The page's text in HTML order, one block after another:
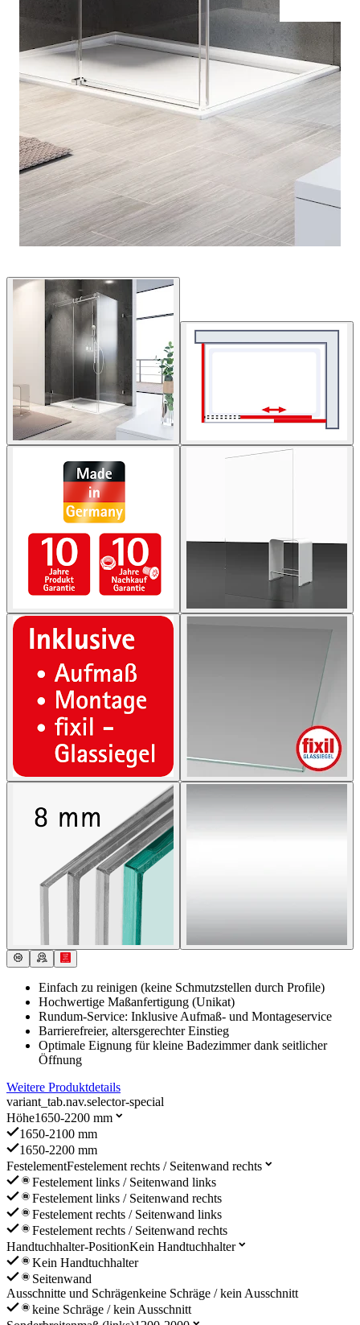
Einfach zu reinigen (keine Schmutzstellen durch Profile)
Hochwertige Maßanfertigung (Unikat)
Rundum-Service: Inklusive Aufmaß- und Montageservice
Barrierefreier, altersgerechter Einstieg
Optimale Eignung für kleine Badezimmer dank seitlicher
Öffnung
Weitere Produktdetails
variant_tab.nav.selector-special
Höhe1650-2200 mm
1650-2100 mm
1650-2200 mm
FestelementFestelement rechts / Seitenwand rechts
Festelement links / Seitenwand links
Festelement links / Seitenwand rechts
Festelement rechts / Seitenwand links
Festelement rechts / Seitenwand rechts
Handtuchhalter-PositionKein Handtuchhalter
Kein Handtuchhalter
Seitenwand
Ausschnitte und Schrägenkeine Schräge / kein Ausschnitt
keine Schräge / kein Ausschnitt